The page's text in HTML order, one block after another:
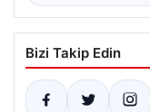
Bizi Takip Edin